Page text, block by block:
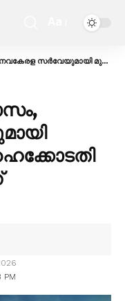
ഹൈക്കോടതി ഉത്തരവ് സ്റ്റേ ചെയ്ത് സുപ്രീംകോടതി
PM